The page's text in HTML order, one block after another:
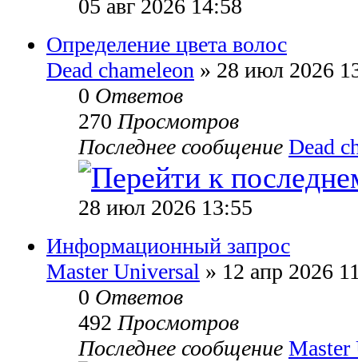
05 авг 2026 14:58
Определение цвета волос
Dead chameleon » 28 июл 2026
0 Ответов
270Просмотров
Последнее сообщение Dead
28 июл 2026 13:55
Информационный запрос
Master Universal » 12 апр 2026
0 Ответов
492Просмотров
Последнее сообщение Master